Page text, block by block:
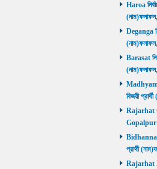
Haroa
Deganga
Barasat
বিজয়ী
Rajarhat
Gopalpur
প্রার্থী
Rajarhat